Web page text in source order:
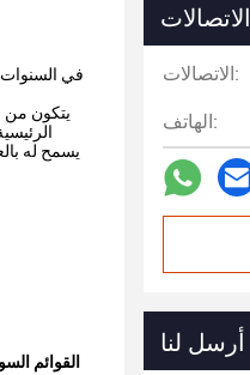
في السنوات
يتكون من
القوائم
الاتصالات
الاتصالات:
الهاتف:
أرسل لنا